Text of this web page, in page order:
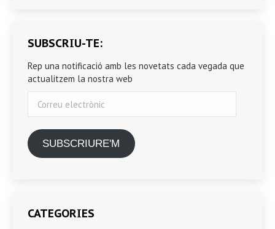
SUBSCRIU-TE:
Rep una notificació amb les novetats cada vegada que
actualitzem la nostra web
electrònic
SUBSCRIURE'M
CATEGORIES